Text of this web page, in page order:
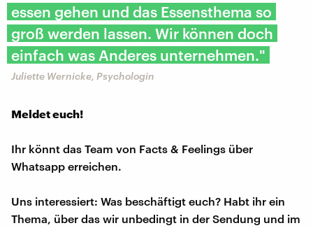
essen gehen und das Essensthema so
groß werden lassen. Wir können doch
einfach was Anderes unternehmen."
Juliette Wernicke, Psychologin
Meldet euch!
Ihr könnt das Team von Facts & Feelings über
Whatsapp erreichen.
Uns interessiert: Was beschäftigt euch? Habt ihr ein
Thema, über das wir unbedingt in der Sendung und im